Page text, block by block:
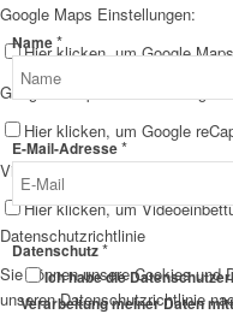
Google Maps Einstellungen:
Hier klicken, um Google
Google reCaptcha Einstellungen:
Hier klicken, um Google
Vimeo und YouTube
Hier klicken, um
Datenschutzrichtlinie
Sie können unsere Cookies und
unseren Datenschutzrichtlinie
Datenschutz
Name*
E-Mail-Adresse*
Datenschutz*
Ich habe die
Verarbeitung meiner Daten